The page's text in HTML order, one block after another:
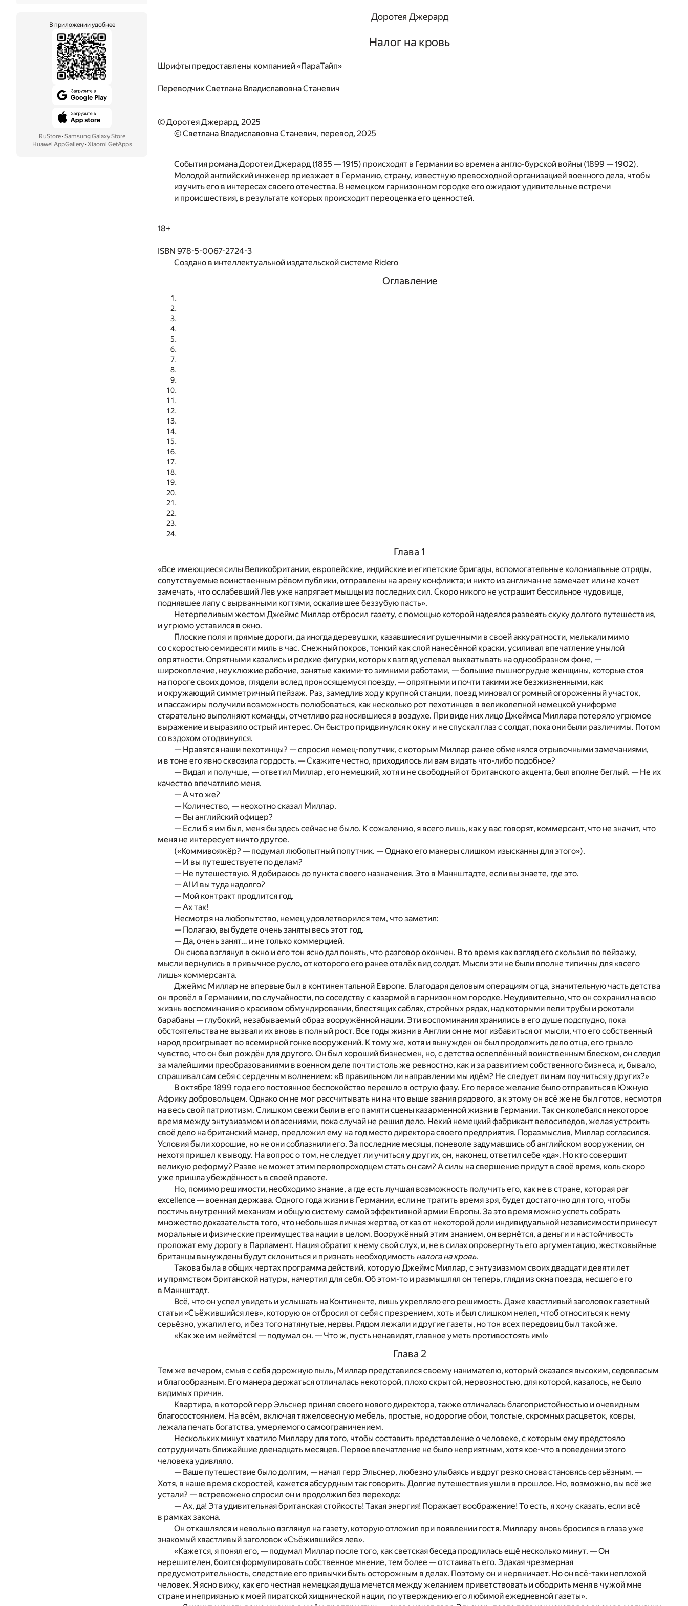
В приложении удобнее
RuStore· Samsung Galaxy Store
Huawei AppGallery· Xiaomi GetApps
Доротея Джерард
Налог на кровь
Шрифты предоставлены компанией «ПараТайп»
ПереводчикСветлана Владиславовна Станевич
© Доротея Джерард, 2025
© Светлана Владиславовна Станевич, перевод, 2025
События романа Доротеи Джерард (1855 — 1915) происходят в Германии во времена англо-бурской войны (1899 — 1902).
Молодой английский инженер приезжает в Германию, страну, известную превосходной организацией военного дела, чтобы
изучить его в интересах своего отечества. В немецком гарнизонном городке его ожидают удивительные встречи
и происшествия, в результате которых происходит переоценка его ценностей.
18+
ISBN 978-5-0067-2724-3
Создано в интеллектуальной издательской системе Ridero
Оглавление
Глава 1
«Все имеющиеся силы Великобритании, европейские, индийские и египетские бригады, вспомогательные колониальные отряды,
сопутствуемые воинственным рёвом публики, отправлены на арену конфликта; и никто из англичан не замечает или не хочет
замечать, что ослабевший Лев уже напрягает мышцы из последних сил. Скоро никого не устрашит бессильное чудовище,
поднявшее лапу с вырванными когтями, оскалившее беззубую пасть».
Нетерпеливым жестом Джеймс Миллар отбросил газету, с помощью которой надеялся развеять скуку долгого путешествия,
и угрюмо уставился в окно.
Плоские поля и прямые дороги, да иногда деревушки, казавшиеся игрушечными в своей аккуратности, мелькали мимо
со скоростью семидесяти миль в час. Снежный покров, тонкий как слой нанесённой краски, усиливал впечатление унылой
опрятности. Опрятными казались и редкие фигурки, которых взгляд успевал выхватывать на однообразном фоне, —
широкоплечие, неуклюжие рабочие, занятые какими-то зимними работами, — большие пышногрудые женщины, которые стоя
на пороге своих домов, глядели вслед проносящемуся поезду, — опрятными и почти такими же безжизненными, как
и окружающий симметричный пейзаж. Раз, замедлив ход у крупной станции, поезд миновал огромный огороженный участок,
и пассажиры получили возможность полюбоваться, как несколько рот пехотинцев в великолепной немецкой униформе
старательно выполняют команды, отчетливо разносившиеся в воздухе. При виде них лицо Джеймса Миллара потеряло угрюмое
выражение и выразило острый интерес. Он быстро придвинулся к окну и не спускал глаз с солдат, пока они были различимы. Потом
со вздохом отодвинулся.
— Нравятся наши пехотинцы? — спросил немец-попутчик, с которым Миллар ранее обменялся отрывочными замечаниями,
и в тоне его явно сквозила гордость. — Скажите честно, приходилось ли вам видать что-либо подобное?
— Видал и получше, — ответил Миллар, его немецкий, хотя и не свободный от британского акцента, был вполне беглый. — Не их
качество впечатлило меня.
— А что же?
— Количество, — неохотно сказал Миллар.
— Вы английский офицер?
— Если б я им был, меня бы здесь сейчас не было. К сожалению, я всего лишь, как у вас говорят, коммерсант, что не значит, что
меня не интересует ничто другое.
(«Коммивояжёр? — подумал любопытный попутчик. — Однако его манеры слишком изысканны для этого»).
— И вы путешествуете по делам?
— Не путешествую. Я добираюсь до пункта своего назначения. Это в Маннштадте, если вы знаете, где это.
— А! И вы туда надолго?
— Мой контракт продлится год.
— Ах так!
Несмотря на любопытство, немец удовлетворился тем, что заметил:
— Полагаю, вы будете очень заняты весь этот год.
— Да, очень занят… и не только коммерцией.
Он снова взглянул в окно и его тон ясно дал понять, что разговор окончен. В то время как взгляд его скользил по пейзажу,
мысли вернулись в привычное русло, от которого его ранее отвлёк вид солдат. Мысли эти не были вполне типичны для «всего
лишь» коммерсанта.
Джеймс Миллар не впервые был в континентальной Европе. Благодаря деловым операциям отца, значительную часть детства
он провёл в Германии и, по случайности, по соседству с казармой в гарнизонном городке. Неудивительно, что он сохранил на всю
жизнь воспоминания о красивом обмундировании, блестящих саблях, стройных рядах, над которыми пели трубы и рокотали
барабаны — глубокий, незабываемый образ вооружённой нации. Эти воспоминания хранились в его душе подспудно, пока
обстоятельства не вызвали их вновь в полный рост. Все годы жизни в Англии он не мог избавиться от мысли, что его собственный
народ проигрывает во всемирной гонке вооружений. К тому же, хотя и вынужден он был продолжить дело отца, его грызло
чувство, что он был рождён для другого. Он был хороший бизнесмен, но, с детства ослеплённый воинственным блеском, он следил
за малейшими преобразованиями в военном деле почти столь же ревностно, как и за развитием собственного бизнеса, и, бывало,
спрашивал сам себя с сердечным волнением: «В правильном ли направлении мы идём? Не следует ли нам поучиться у других?»
В октябре 1899 года его постоянное беспокойство перешло в острую фазу. Его первое желание было отправиться в Южную
Африку добровольцем. Однако он не мог рассчитывать ни на что выше звания рядового, а к этому он всё же не был готов, несмотря
на весь свой патриотизм. Слишком свежи были в его памяти сцены казарменной жизни в Германии. Так он колебался некоторое
время между энтузиазмом и опасениями, пока случай не решил дело. Некий немецкий фабрикант велосипедов, желая устроить
своё дело на британский манер, предложил ему на год место директора своего предприятия. Поразмыслив, Миллар согласился.
Условия были хорошие, но не они соблазнили его. За последние месяцы, поневоле задумавшись об английском вооружении, он
нехотя пришел к выводу. На вопрос о том, не следует ли учиться у других, он, наконец, ответил себе «да». Но кто совершит
великую реформу? Разве не может этим первопроходцем стать он сам? А силы на свершение придут в своё время, коль скоро
уже пришла убеждённость в своей правоте.
Но, помимо решимости, необходимо знание, а где есть лучшая возможность получить его, как не в стране, которая par
excellence — военная держава. Одного года жизни в Германии, если не тратить время зря, будет достаточно для того, чтобы
постичь внутренний механизм и общую систему самой эффективной армии Европы. За это время можно успеть собрать
множество доказательств того, что небольшая личная жертва, отказ от некоторой доли индивидуальной независимости принесут
моральные и физические преимущества нации в целом. Вооружённый этим знанием, он вернётся, а деньги и настойчивость
проложат ему дорогу в Парламент. Нация обратит к нему свой слух, и, не в силах опровергнуть его аргументацию, жестковыйные
британцы вынуждены будут склониться и признать необходимость налога на кровь.
Такова была в общих чертах программа действий, которую Джеймс Миллар, с энтузиазмом своих двадцати девяти лет
и упрямством британской натуры, начертил для себя. Об этом-то и размышлял он теперь, глядя из окна поезда, несшего его
в Маннштадт.
Всё, что он успел увидеть и услышать на Континенте, лишь укрепляло его решимость. Даже хвастливый заголовок газетный
статьи «Съёжившийся лев», которую он отбросил от себя с презрением, хоть и был слишком нелеп, чтоб относиться к нему
серьёзно, ужалил его, и без того натянутые, нервы. Рядом лежали и другие газеты, но тон всех передовиц был такой же.
«Как же им неймётся! — подумал он. — Что ж, пусть ненавидят, главное уметь противостоять им!»
Глава 2
Тем же вечером, смыв с себя дорожную пыль, Миллар представился своему нанимателю, который оказался высоким, седовласым
и благообразным. Его манера держаться отличалась некоторой, плохо скрытой, нервозностью, для которой, казалось, не было
видимых причин.
Квартира, в которой герр Эльснер принял своего нового директора, также отличалась благопристойностью и очевидным
благосостоянием. На всём, включая тяжеловесную мебель, простые, но дорогие обои, толстые, скромных расцветок, ковры,
лежала печать богатства, умеряемого самоограничением.
Нескольких минут хватило Миллару для того, чтобы составить представление о человеке, с которым ему предстояло
сотрудничать ближайшие двенадцать месяцев. Первое впечатление не было неприятным, хотя кое-что в поведении этого
человека удивляло.
— Ваше путешествие было долгим, — начал герр Эльснер, любезно улыбаясь и вдруг резко снова становясь серьёзным. —
Хотя, в наше время скоростей, кажется абсурдным так говорить. Долгие путешествия ушли в прошлое. Но, возможно, вы всё же
устали? — встревожено спросил он и продолжил без перехода:
— Ах, да! Эта удивительная британская стойкость! Такая энергия! Поражает воображение! То есть, я хочу сказать, если всё
в рамках закона.
Он откашлялся и невольно взглянул на газету, которую отложил при появлении гостя. Миллару вновь бросился в глаза уже
знакомый хвастливый заголовок «Съёжившийся лев».
«Кажется, я понял его, — подумал Миллар после того, как светская беседа продлилась ещё несколько минут. — Он
нерешителен, боится формулировать собственное мнение, тем более — отстаивать его. Эдакая чрезмерная
предусмотрительность, следствие его привычки быть осторожным в делах. Поэтому он и нервничает. Но он всё-таки неплохой
человек. Я ясно вижу, как его честная немецкая душа мечется между желанием приветствовать и ободрить меня в чужой мне
стране и неприязнью к моей пиратской хищнической нации, по утверждению его любимой ежедневной газеты».